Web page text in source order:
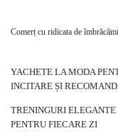
Comerț cu ridicata de
YACHETE LA MODA
INCITARE ȘI
TRENINGURI
PENTRU FIECARE ZI